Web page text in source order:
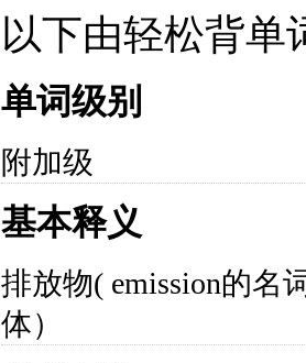
以下由轻松背单
单词级别
附加级
基本释义
排放物( emission的名
体）